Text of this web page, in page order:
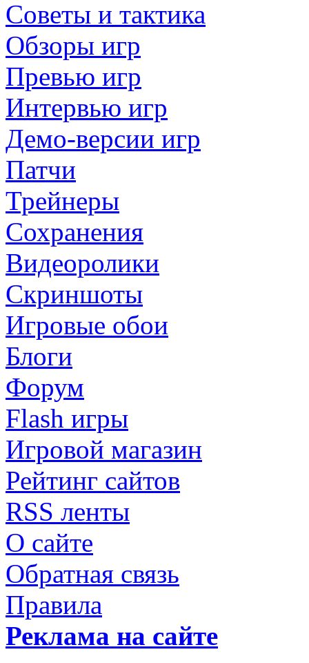
Советы и тактика
Обзоры игр
Превью игр
Интервью игр
Демо-версии игр
Патчи
Трейнеры
Сохранения
Видеоролики
Скриншоты
Игровые обои
Блоги
Форум
Flash игры
Игровой магазин
Рейтинг сайтов
RSS ленты
О сайте
Обратная связь
Правила
Реклама на сайте